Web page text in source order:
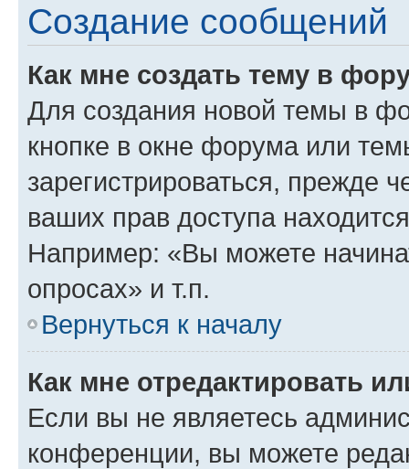
Создание сообщений
Как мне создать тему в
Для создания новой темы в
кнопке в окне форума или
зарегистрироваться, прежде
ваших прав доступа
Например: «Вы можете
опросах» и т.п.
Вернуться к началу
Как мне отредактировать
Если вы не являетесь
конференции, вы можете